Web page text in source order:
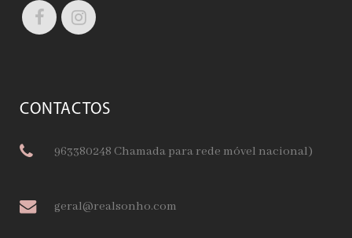
CONTACTOS
963380248 Chamada para rede móvel nacional)
geral@realsonho.com